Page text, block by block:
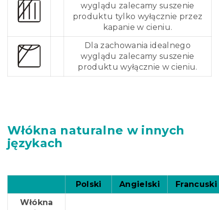
wyglądu zalecamy suszenie
produktu tylko wyłącznie przez
kapanie w cieniu.
Dla zachowania idealnego
wyglądu zalecamy suszenie
produktu wyłącznie w cieniu.
Włókna naturalne w innych
językach
Polski Angielski
Francuski
Włókna